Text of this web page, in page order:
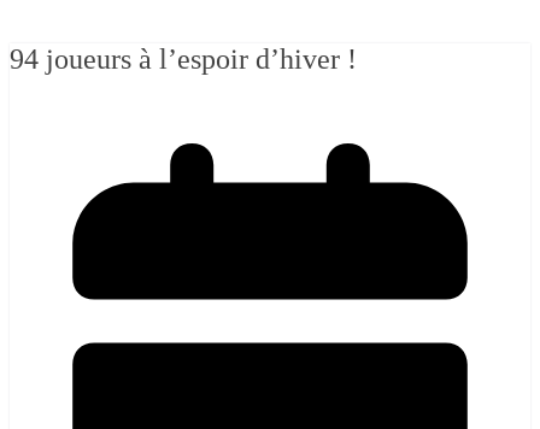
94 joueurs à l’espoir d’hiver !